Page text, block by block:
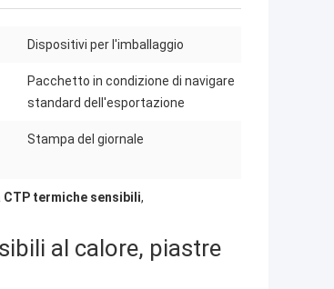
Dispositivi per l'imballaggio
Pacchetto in condizione di navigare
standard dell'esportazione
Stampa del giornale
CTP termiche sensibili,
al calore, piastre